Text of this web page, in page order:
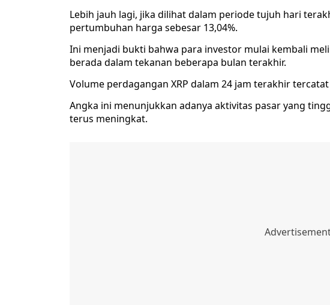
Lebih jauh lagi, jika dilihat dalam periode tujuh hari
pertumbuhan harga sebesar 13,04%.
Ini menjadi bukti bahwa para investor mulai kembali
berada dalam tekanan beberapa bulan terakhir.
Volume perdagangan XRP dalam 24 jam terakhir tercatat
Angka ini menunjukkan adanya aktivitas pasar yang
terus meningkat.